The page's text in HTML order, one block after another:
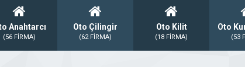
Anahtarcı
(56 FİRMA)
Oto Çilingir
(62 FİRMA)
Oto Kilit
(18 FİRMA)
Oto
(53